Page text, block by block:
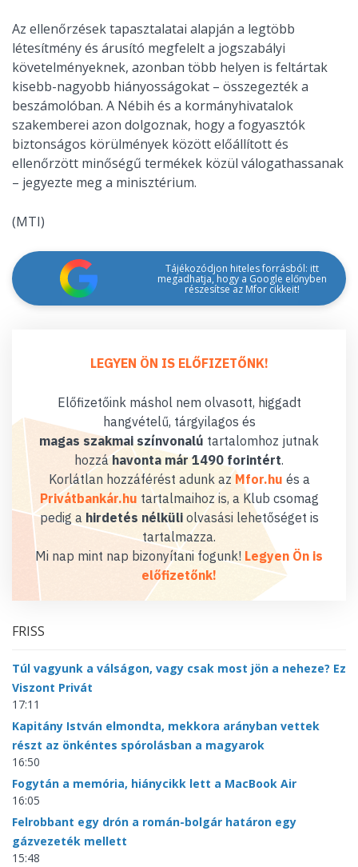
Az ellenőrzések tapasztalatai alapján a legtöbb
létesítmény és árusító megfelelt a jogszabályi
követelményeknek, azonban több helyen is feltártak
kisebb-nagyobb hiányosságokat – összegezték a
beszámolóban. A Nébih és a kormányhivatalok
szakemberei azon dolgoznak, hogy a fogyasztók
biztonságos körülmények között előállított és
ellenőrzött minőségű termékek közül válogathassanak
– jegyezte meg a minisztérium.
(MTI)
Tájékozódjon hiteles forrásból: itt
megadhatja, hogy a Google előnyben
részesítse az Mfor cikkeit!
LEGYEN ÖN IS ELŐFIZETŐNK!
Előfizetőink máshol nem olvasott, higgadt
hangvételű, tárgyilagos és
magas szakmai színvonalú tartalomhoz jutnak
hozzáhavonta már 1490 forintért.
Korlátlan hozzáférést adunk az Mfor.hu és a
Privátbankár.hu tartalmaihoz is, a Klub csomag
pedig a hirdetés nélküliolvasási lehetőséget is
tartalmazza.
Mi nap mint nap bizonyítani fogunk! Legyen Ön is
előfizetőnk!
FRISS
Túl vagyunk a válságon, vagy csak most jön a neheze? Ez
Viszont Privát
17:11
Kapitány István elmondta, mekkora arányban vettek
részt az önkéntes spórolásban a magyarok
16:50
Fogytán a memória, hiánycikk lett a MacBook Air
16:05
Felrobbant egy drón a román-bolgár határon egy
gázvezeték mellett
15:48